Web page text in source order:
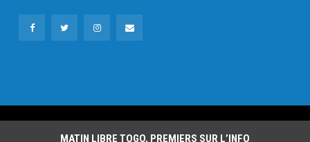
MATIN LIBRE TOGO, PREMIERS SUR L’INFO